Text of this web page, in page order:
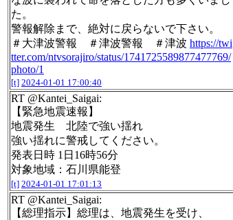
た。
警報解除まで、絶対に戻らないで下さい。
＃大津波警報 ＃津波警報 ＃津波 https://twi
tter.com/ntvsorajiro/status/1741725589877477769/
photo/1
[t] 2024-01-01 17:00:40
RT @Kantei_Saigai:
【緊急地震速報】
地震発生 北陸で強い揺れ
強い揺れに警戒してください。
発表日時 1日16時56分
対象地域：石川県能登
[t] 2024-01-01 17:01:13
RT @Kantei_Saigai:
【総理指示】総理は、地震発生を受け、